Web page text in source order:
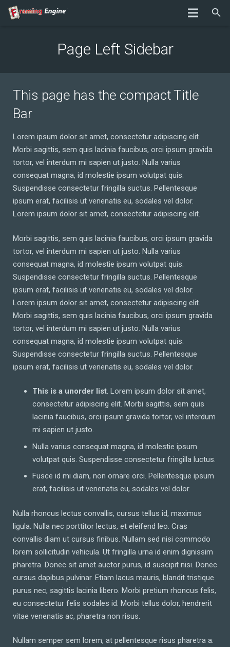
Page Left Sidebar
This page has the compact Title
Bar
Lorem ipsum dolor sit amet, consectetur adipiscing elit.
Morbi sagittis, sem quis lacinia faucibus, orci ipsum gravida
tortor, vel interdum mi sapien ut justo. Nulla varius
consequat magna, id molestie ipsum volutpat quis.
Suspendisse consectetur fringilla suctus. Pellentesque
ipsum erat, facilisis ut venenatis eu, sodales vel dolor.
Lorem ipsum dolor sit amet, consectetur adipiscing elit.
Morbi sagittis, sem quis lacinia faucibus, orci ipsum gravida
tortor, vel interdum mi sapien ut justo. Nulla varius
consequat magna, id molestie ipsum volutpat quis.
Suspendisse consectetur fringilla suctus. Pellentesque
ipsum erat, facilisis ut venenatis eu, sodales vel dolor.
Lorem ipsum dolor sit amet, consectetur adipiscing elit.
Morbi sagittis, sem quis lacinia faucibus, orci ipsum gravida
tortor, vel interdum mi sapien ut justo. Nulla varius
consequat magna, id molestie ipsum volutpat quis.
Suspendisse consectetur fringilla suctus. Pellentesque
ipsum erat, facilisis ut venenatis eu, sodales vel dolor.
This is a unorder list. Lorem ipsum dolor sit amet,
consectetur adipiscing elit. Morbi sagittis, sem quis
lacinia faucibus, orci ipsum gravida tortor, vel interdum
mi sapien ut justo.
Nulla varius consequat magna, id molestie ipsum
volutpat quis. Suspendisse consectetur fringilla luctus.
Fusce id mi diam, non ornare orci. Pellentesque ipsum
erat, facilisis ut venenatis eu, sodales vel dolor.
Nulla rhoncus lectus convallis, cursus tellus id, maximus
ligula. Nulla nec porttitor lectus, et eleifend leo. Cras
convallis diam ut cursus finibus. Nullam sed nisi commodo
lorem sollicitudin vehicula. Ut fringilla urna id enim dignissim
pharetra. Donec sit amet auctor purus, id suscipit nisi. Donec
cursus dapibus pulvinar. Etiam lacus mauris, blandit tristique
purus nec, sagittis lacinia libero. Morbi pretium rhoncus felis,
eu consectetur felis sodales id. Morbi tellus dolor, hendrerit
vitae venenatis ac, pharetra non risus.
Nullam semper sem lorem, at pellentesque risus pharetra a.